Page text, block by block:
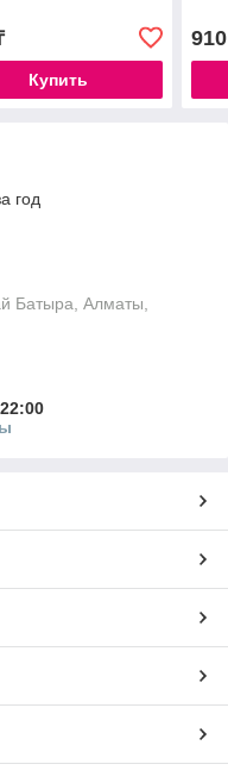
Купить
910
год
Батыра, Алматы,